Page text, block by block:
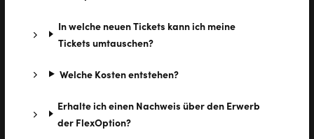
In welche neuen Tickets kann ich meine
Tickets umtauschen?
Welche Kosten entstehen?
Erhalte ich einen Nachweis über den Erwerb
der FlexOption?